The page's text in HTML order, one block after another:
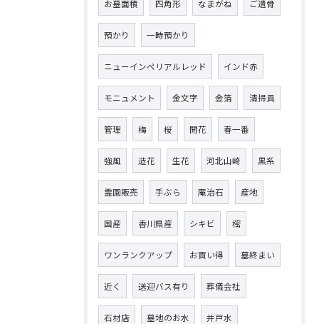
お墓面積 四角形 なまがね ご遺骨
預かり 一時預かり
ニューインペリアルレッド インド赤
モニュメント 金文字 金箔 清掃員
管理 梅 桜 開花 春一番
強風 造花 生花 河北山崎 黒系
霊園販売 手ぶら 庵治石 産地
国産 香川県産 シキビ 樒
ワンランクアップ お買い得 墓終まい
近く 送迎バス有り 葬儀会社
石材店 墓地のお水 井戸水